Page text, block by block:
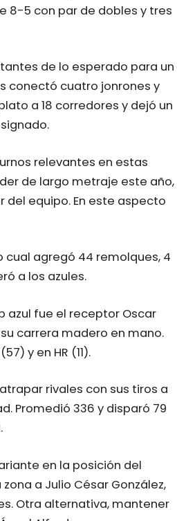
8-5 con par de dobles y tres
de lo esperado para un
conectó cuatro jonrones y
a 18 corredores y dejó un
relevantes en estas
de largo metraje este año,
del equipo. En este aspecto
cual agregó 44 remolques, 4
a los azules.
azul fue el receptor Oscar
carrera madero en mano.
y en HR (11).
rivales con sus tiros a
Promedió 336 y disparó 79
en la posición del
a Julio César González,
Otra alternativa, mantener